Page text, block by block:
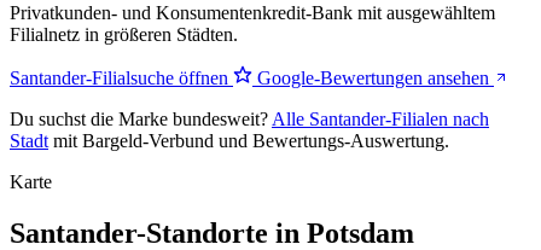
Privatkunden- und Konsumentenkredit-Bank mit ausgewähltem
Filialnetz in größeren Städten.
Santander-Filialsuche öffnen
Google-Bewertungen ansehen
Du suchst die Marke bundesweit? Alle Santander-Filialen nach
Stadt mit Bargeld-Verbund und Bewertungs-Auswertung.
Karte
Santander-Standorte in Potsdam